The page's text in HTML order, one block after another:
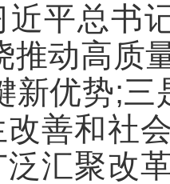
近平总书
推动高质
新优势;
善和社
汇聚改